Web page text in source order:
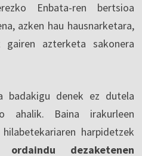
Enbata-ren bertsioa
azken hau hausnarketara,
gairen azterketa sakonera
badakigu denek ez dutela
ahalik. Baina irakurleen
harpidetzek
ordaindu dezaketenen